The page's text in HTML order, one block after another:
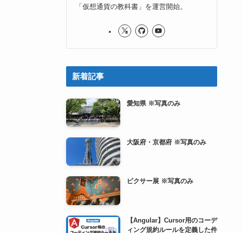
「仮想通貨の教科書」を運営開始。
新着記事
愛知県 ※写真のみ
大阪府・京都府 ※写真のみ
ピクサー展 ※写真のみ
【Angular】Cursor用のコーデ
ィング規約ルールを定義した件